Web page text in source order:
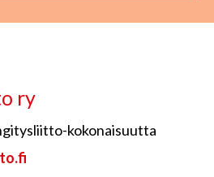
ry
kokonaisuutta